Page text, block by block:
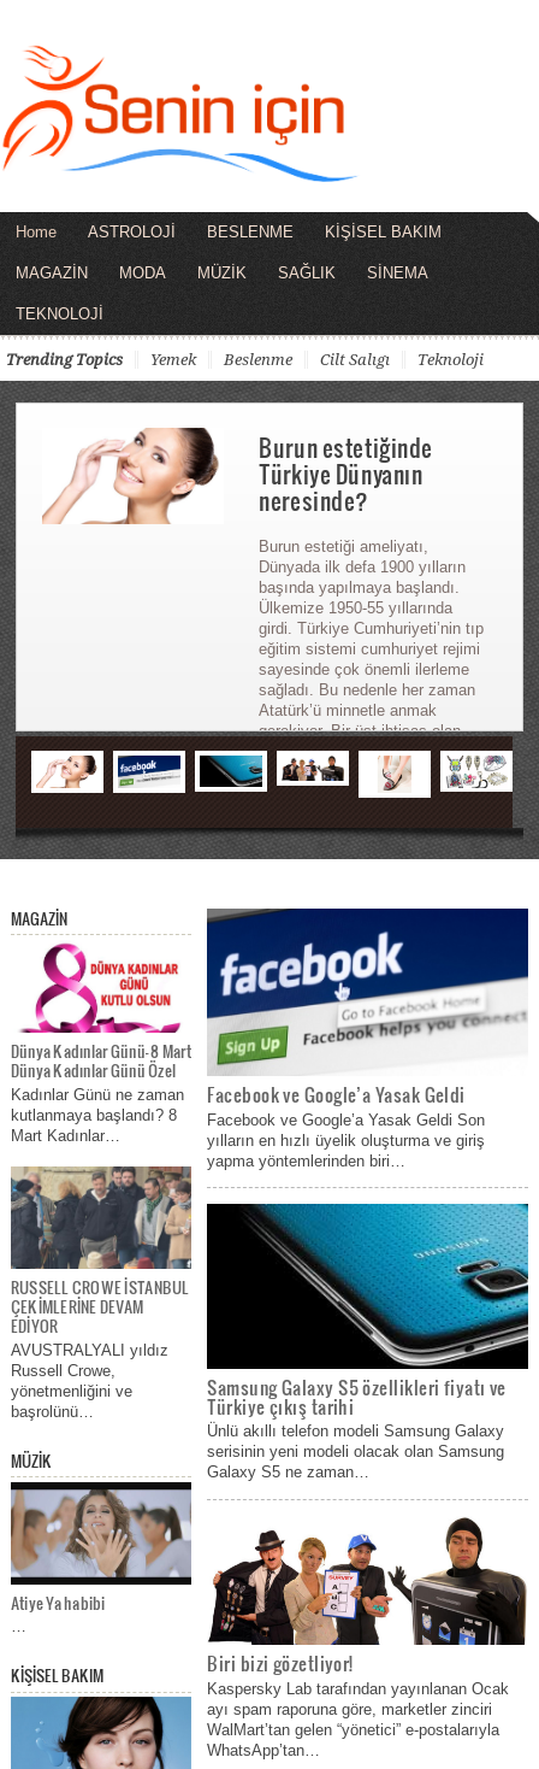
Home ASTROLOJİ BESLENME KİŞİSEL BAKIM
MAGAZİN MODA MÜZİK SAĞLIK SİNEMA
TEKNOLOJİ
Trending Topics Yemek Beslenme Cilt Salıgı Teknoloji
Burun estetiğinde
Türkiye Dünyanın
neresinde?
Burun estetiği ameliyatı,
Dünyada ilk defa 1900 yılların
başında yapılmaya başlandı.
Ülkemize 1950-55 yıllarında
girdi. Türkiye Cumhuriyeti’nin tıp
eğitim sistemi cumhuriyet rejimi
sayesinde çok önemli ilerleme
sağladı. Bu nedenle her zaman
Atatürk’ü minnetle anmak
gerekiyor. Bir üst ihtisas olan
Plastik ve Rekonsrüktif Cerrahi
ilk defa…
Facebook ve Google’a
Yasak Geldi
Geldi Son yılların en hızlı üyelik
oluşturma ve giriş yapma
yöntemlerinden biri olan
“Facebook ile bağlan, Google+
ile giriş yap” v.s özellikleri, artık
Yahoo üzerinde
kullanılmayacak. Google ile olan
rekabetiyle bilinen ve internetin
en eski ve en ünlü arama
motorlarından biri…
Samsung Galaxy S5
özellikleri fiyatı ve
Türkiye çıkış tarihi
Ünlü akıllı telefon modeli
Samsung Galaxy serisinin yeni
modeli olacak olan Samsung
Galaxy S5 ne zaman piyasaya
çıkacak ve Samsung Galaxy S5
teknik özellikleri ve fiyatı bu
sayfada. Samsung Galaxy S5
özellikleri fiyatı ve Türkiye çıkış
tarihi Yorum Yap Bu arada Avea
açıklamasına göre şirket,…
Biri bizi gözetliyor!
Kaspersky Lab tarafından
yayınlanan Ocak ayı spam
raporuna göre, marketler zinciri
WalMart’tan gelen “yönetici” e-
postalarıyla WhatsApp’tan gelen
“bir dost” mesajlarına dikkat
etmekte fayda var. Biri bizi
gözetliyor! Kaspersky Lab, bu
yılın ilk “spam raporu”nu
yayınladı. Bu rapora göre tüm
dünyada istenmeyen e-
postaların payı, Ocak ayında…
MAGAZİN
Dünya Kadınlar Günü- 8 Mart
Dünya Kadınlar Günü Özel
Kadınlar Günü ne zaman
kutlanmaya başlandı? 8
Mart Kadınlar…
RUSSELL CROWE İSTANBUL
ÇEKİMLERİNE DEVAM
EDİYOR
AVUSTRALYALI yıldız
Russell Crowe,
yönetmenliğini ve
başrolünü…
MÜZİK
Atiye Ya habibi
…
KİŞİSEL BAKIM
Facebook ve Google’a Yasak Geldi
Facebook ve Google’a Yasak Geldi Son
yılların en hızlı üyelik oluşturma ve giriş
yapma yöntemlerinden biri…
Samsung Galaxy S5 özellikleri fiyatı ve
Türkiye çıkış tarihi
Ünlü akıllı telefon modeli Samsung Galaxy
serisinin yeni modeli olacak olan Samsung
Galaxy S5 ne zaman…
Biri bizi gözetliyor!
Kaspersky Lab tarafından yayınlanan Ocak
ayı spam raporuna göre, marketler zinciri
WalMart’tan gelen “yönetici” e-postalarıyla
WhatsApp’tan…